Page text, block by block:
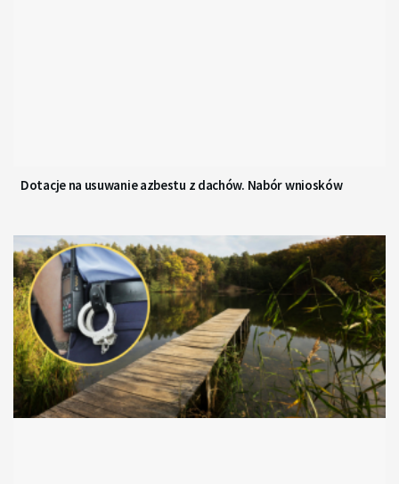
Dotacje na usuwanie azbestu z dachów. Nabór wniosków